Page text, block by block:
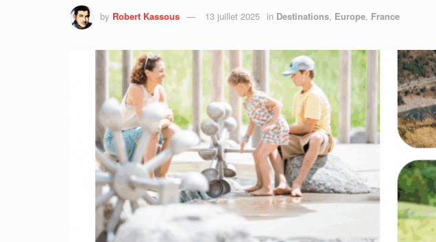
by Robert Kassous 13 juillet 2025 in Destinations, Europe, France